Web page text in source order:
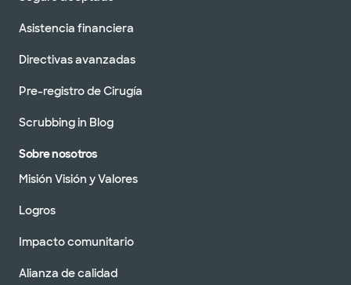
Asistencia financiera
Directivas avanzadas
Pre-registro de Cirugía
Scrubbing in Blog
Sobre nosotros
Misión Visión y Valores
Logros
Impacto comunitario
Alianza de calidad